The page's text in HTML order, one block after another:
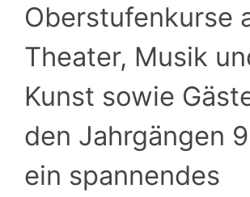
Oberstufenkurse
Theater, Musik
Kunst sowie
den Jahrgängen
ein spannendes